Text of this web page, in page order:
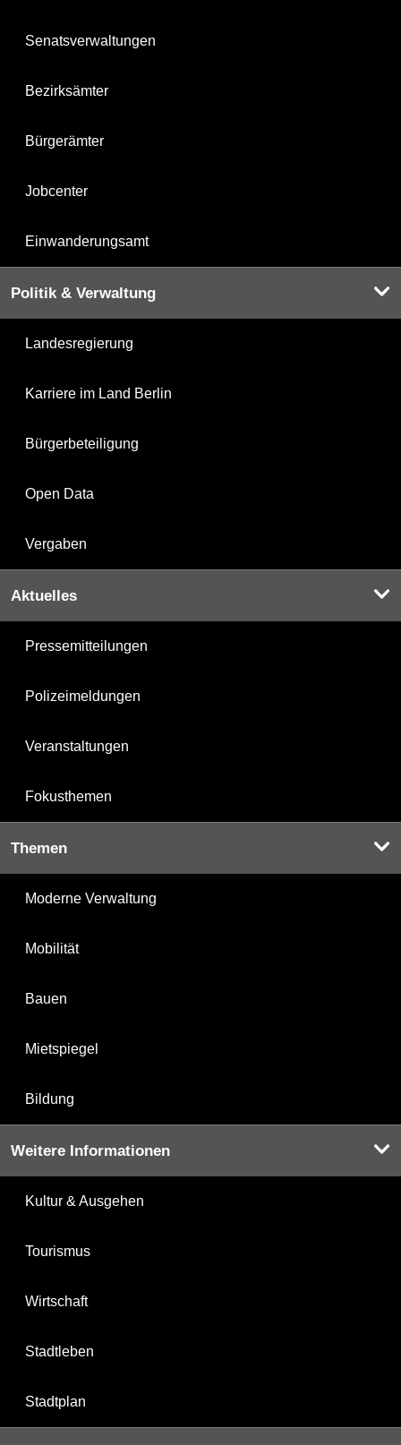
Senatsverwaltungen
Bezirksämter
Bürgerämter
Jobcenter
Einwanderungsamt
Politik & Verwaltung
Landesregierung
Karriere im Land Berlin
Bürgerbeteiligung
Open Data
Vergaben
Aktuelles
Pressemitteilungen
Polizeimeldungen
Veranstaltungen
Fokusthemen
Themen
Moderne Verwaltung
Mobilität
Bauen
Mietspiegel
Bildung
Weitere Informationen
Kultur & Ausgehen
Tourismus
Wirtschaft
Stadtleben
Stadtplan